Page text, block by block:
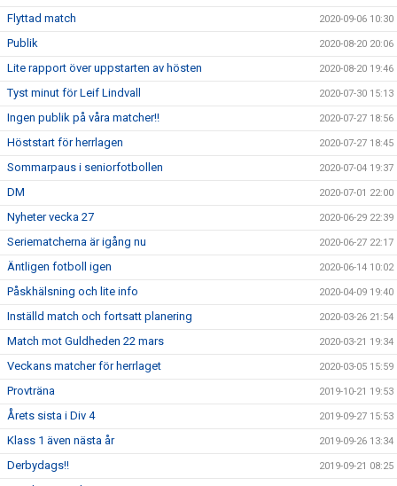
Flyttad match 2020-09-06 10:30
Publik 2020-08-20 20:06
Lite rapport över uppstarten av hösten 2020-08-20 19:46
Tyst minut för Leif Lindvall 2020-07-30 15:13
Ingen publik på våra matcher!! 2020-07-27 18:56
Höststart för herrlagen 2020-07-27 18:45
Sommarpaus i seniorfotbollen 2020-07-04 19:37
DM 2020-07-01 22:00
Nyheter vecka 27 2020-06-29 22:39
Seriematcherna är igång nu 2020-06-27 22:17
Äntligen fotboll igen 2020-06-14 10:02
Påskhälsning och lite info 2020-04-09 19:40
Inställd match och fortsatt planering 2020-03-26 21:54
Match mot Guldheden 22 mars 2020-03-21 19:34
Veckans matcher för herrlaget 2020-03-05 15:59
Provträna 2019-10-21 19:53
Årets sista i Div 4 2019-09-27 15:53
Klass 1 även nästa år 2019-09-26 13:34
Derbydags!! 2019-09-21 08:25